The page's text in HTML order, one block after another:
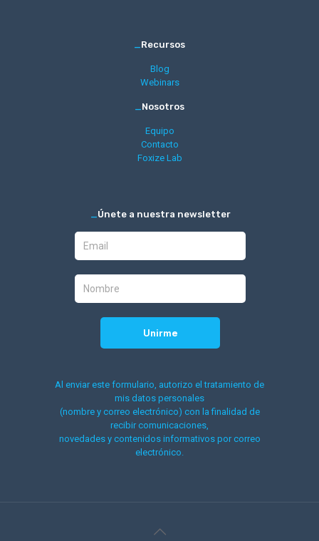
Recursos
Blog
Webinars
Nosotros
Equipo
Contacto
Foxize Lab
Únete a nuestra newsletter
Al enviar este formulario, autorizo el tratamiento de
mis datos personales
(nombre y correo electrónico) con la finalidad de
recibir comunicaciones,
novedades y contenidos informativos por correo
electrónico.